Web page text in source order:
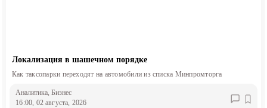
Локализация в шашечном порядке
Как таксопарки переходят на автомобили из списка Минпромторга
Аналитика, Бизнес
16:00, 02 августа, 2026